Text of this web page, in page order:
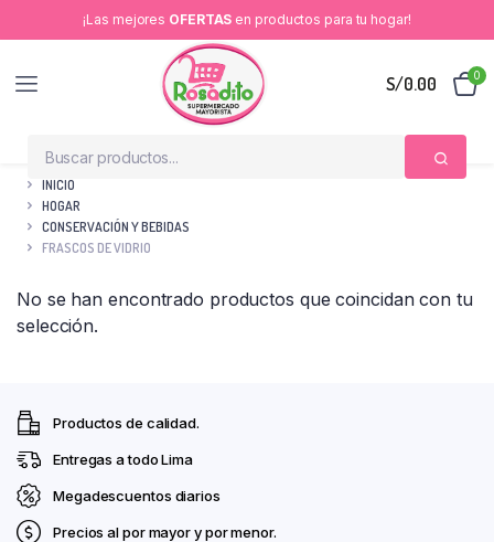
¡Las mejores OFERTAS en productos para tu hogar!
S/0.00 0
INICIO
HOGAR
CONSERVACIÓN Y BEBIDAS
FRASCOS DE VIDRIO
No se han encontrado productos que coincidan con tu
selección.
Productos de calidad.
Entregas a todo Lima
Megadescuentos diarios
Precios al por mayor y por menor.